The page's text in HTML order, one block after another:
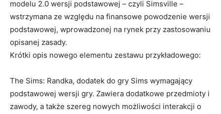
modelu 2.0 wersji podstawowej – czyli Simsville –
wstrzymana ze względu na finansowe powodzenie wersji
podstawowej, wprowadzonej na rynek przy zastosowaniu
opisanej zasady.
Krótki opis nowego elementu zestawu przykładowego:
The Sims: Randka, dodatek do gry Sims wymagający
podstawowej wersji gry. Zawiera dodatkowe przedmioty i
zawody, a także szereg nowych możliwości interakcji o